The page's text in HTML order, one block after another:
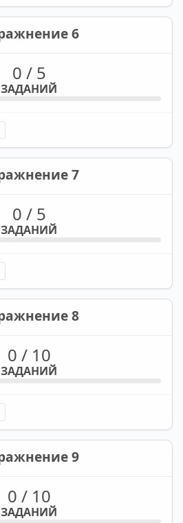
6
0 / 5
ЗАДАНИЙ
7
0 / 5
ЗАДАНИЙ
8
0 / 10
ЗАДАНИЙ
9
0 / 10
ЗАДАНИЙ